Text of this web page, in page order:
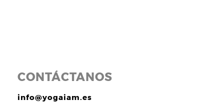
CONTÁCTANOS
info@yogaiam.es